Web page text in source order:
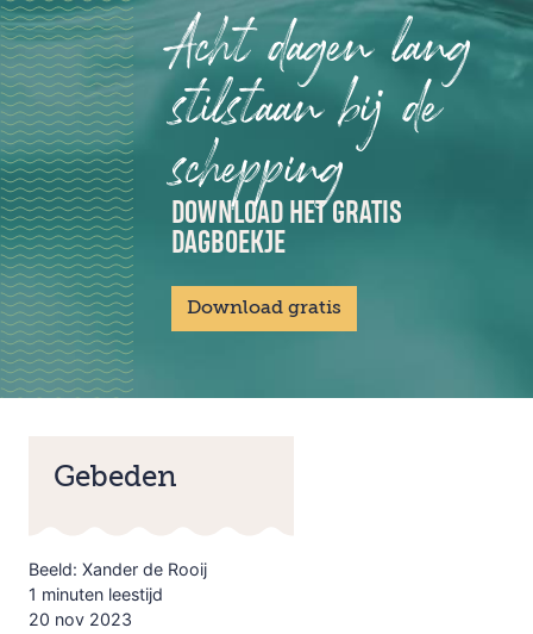
Acht dagen lang
stilstaan bij de
schepping
DOWNLOAD HET GRATIS
DAGBOEKJE
Download gratis
Gebeden
Beeld: Xander de Rooij
1 minuten leestijd
20 nov 2023